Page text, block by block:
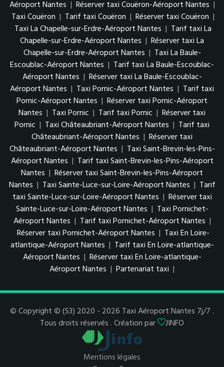
Aéroport Nantes | Réserver taxi Couëron-Aéroport Nantes |
Taxi Couëron | Tarif taxi Couëron | Réserver taxi Couëron |
Taxi La Chapelle-sur-Erdre-Aéroport Nantes | Tarif taxi La
Chapelle-sur-Erdre-Aéroport Nantes | Réserver taxi La
Chapelle-sur-Erdre-Aéroport Nantes | Taxi La Baule-
Escoublac-Aéroport Nantes | Tarif taxi La Baule-Escoublac-
Aéroport Nantes | Réserver taxi La Baule-Escoublac-
Aéroport Nantes | Taxi Pornic-Aéroport Nantes | Tarif taxi
Pornic-Aéroport Nantes | Réserver taxi Pornic-Aéroport
Nantes | Taxi Pornic | Tarif taxi Pornic | Réserver taxi
Pornic | Taxi Châteaubriant-Aéroport Nantes | Tarif taxi
Châteaubriant-Aéroport Nantes | Réserver taxi
Châteaubriant-Aéroport Nantes | Taxi Saint-Brevin-les-Pins-
Aéroport Nantes | Tarif taxi Saint-Brevin-les-Pins-Aéroport
Nantes | Réserver taxi Saint-Brevin-les-Pins-Aéroport
Nantes | Taxi Sainte-Luce-sur-Loire-Aéroport Nantes | Tarif
taxi Sainte-Luce-sur-Loire-Aéroport Nantes | Réserver taxi
Sainte-Luce-sur-Loire-Aéroport Nantes | Taxi Pornichet-
Aéroport Nantes | Tarif taxi Pornichet-Aéroport Nantes |
Réserver taxi Pornichet-Aéroport Nantes | Taxi En Loire-
atlantique-Aéroport Nantes | Tarif taxi En Loire-atlantique-
Aéroport Nantes | Réserver taxi En Loire-atlantique-
Aéroport Nantes | Partenariat taxi |
© Copyright © (S3) 2020 - 2026 Taxi Aéroport Nantes 7j/7 .
Tous droits réservés . Création par
JINFO
Mentions légales